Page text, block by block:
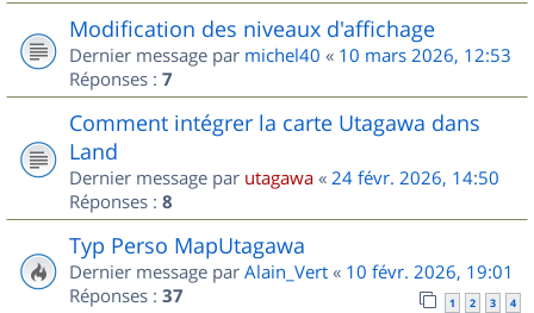
Modification des niveaux d'affichage
Dernier message par michel40 « 10 mars 2026, 12:53
Réponses : 7
Comment intégrer la carte Utagawa dans
Land
Dernier message par utagawa « 24 févr. 2026, 14:50
Réponses : 8
Typ Perso MapUtagawa
Dernier message par Alain_Vert « 10 févr. 2026, 19:01
Réponses : 37 1 2 3 4